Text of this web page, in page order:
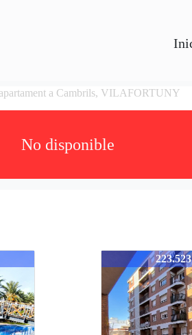
a Cambrils, VILAFORTUNY
No disponible
352-352